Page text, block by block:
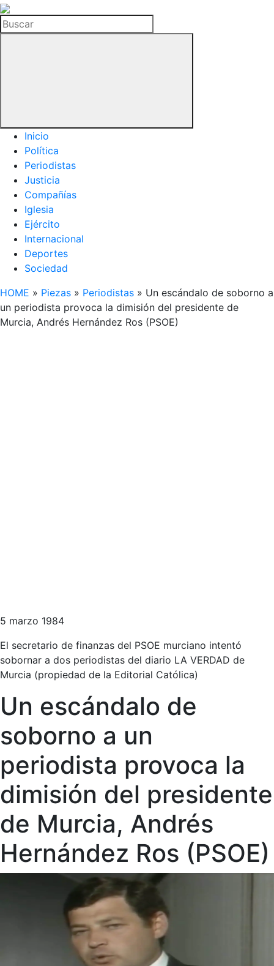
La
Hemeroteca
del
Buscar
Inicio
Política
Periodistas
Justicia
Compañías
Iglesia
Ejército
Internacional
Deportes
Sociedad
HOME » Piezas » Periodistas » Un escándalo de soborno a
un periodista provoca la dimisión del presidente de
Murcia, Andrés Hernández Ros (PSOE)
5 marzo 1984
El secretario de finanzas del PSOE murciano intentó
sobornar a dos periodistas del diario LA VERDAD de
Murcia (propiedad de la Editorial Católica)
Un escándalo de
soborno a un
periodista provoca la
dimisión del presidente
de Murcia, Andrés
Hernández Ros (PSOE)